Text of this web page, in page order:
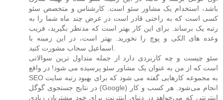
باشد، استخدام یک مشاور سئو است. کارشناس و متخصص سئو
کسی است که به راحتی قادر است در عرض چند ماه شما را به
رتبه یک برساند. برای این کار بهتر است که مدنظر بگیرید، فریب
وعده های الکی و پوچ را نخورید. بهتر است، در این زمینه با
اسماعیل سحاب مشورت کنید.
سئو چیست و چه کاربردی دارد از جمله متداول ترین سوالاتی
است که از من به عنوان یک مشاور سئو پرسیده می شود! در واقع
SEO به مجموعه کارهایی گفته می شود که برای بهبود رتبه سایت
در نتایج جستجوی گوگل (Google) انجام می‌شود. هر کسب و کار
اینترنتی که می‌خواهد در دنیای اینترنت برای خود مشتریان زیادی